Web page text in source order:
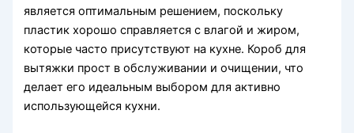
является оптимальным решением, поскольку
пластик хорошо справляется с влагой и жиром,
которые часто присутствуют на кухне. Короб для
вытяжки прост в обслуживании и очищении, что
делает его идеальным выбором для активно
использующейся кухни.